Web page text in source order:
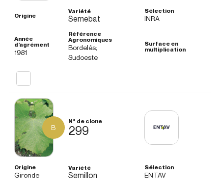
Semebat INRA
1981
Bordelés;
Sudoeste
B 299
Semillon
Gironde ENTAV